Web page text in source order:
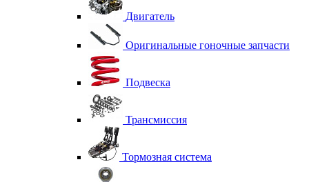
Двигатель
Оригинальные гоночные запчасти
Подвеска
Трансмиссия
Тормозная система